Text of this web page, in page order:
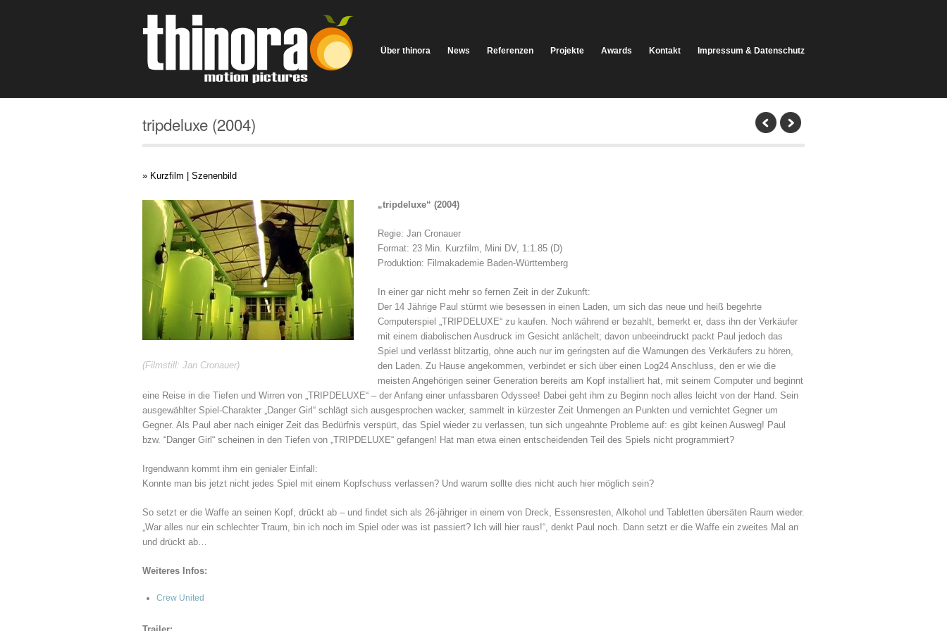
Über thinora News Referenzen Projekte Awards Kontakt Impressum & Datenschutz
tripdeluxe (2004)
» Kurzfilm | Szenenbild
(Filmstill: Jan Cronauer)
„tripdeluxe“ (2004)
Regie: Jan Cronauer
Format: 23 Min. Kurzfilm, Mini DV, 1:1.85 (D)
Produktion: Filmakademie Baden-Württemberg
In einer gar nicht mehr so fernen Zeit in der Zukunft:
Der 14 Jährige Paul stürmt wie besessen in einen Laden, um sich das neue und heiß begehrte
Computerspiel „TRIPDELUXE“ zu kaufen. Noch während er bezahlt, bemerkt er, dass ihn der Verkäufer
mit einem diabolischen Ausdruck im Gesicht anlächelt; davon unbeeindruckt packt Paul jedoch das
Spiel und verlässt blitzartig, ohne auch nur im geringsten auf die Warnungen des Verkäufers zu hören,
den Laden. Zu Hause angekommen, verbindet er sich über einen Log24 Anschluss, den er wie die
meisten Angehörigen seiner Generation bereits am Kopf installiert hat, mit seinem Computer und beginnt
eine Reise in die Tiefen und Wirren von „TRIPDELUXE“ – der Anfang einer unfassbaren Odyssee! Dabei geht ihm zu Beginn noch alles leicht von der Hand. Sein
ausgewählter Spiel-Charakter „Danger Girl“ schlägt sich ausgesprochen wacker, sammelt in kürzester Zeit Unmengen an Punkten und vernichtet Gegner um
Gegner. Als Paul aber nach einiger Zeit das Bedürfnis verspürt, das Spiel wieder zu verlassen, tun sich ungeahnte Probleme auf: es gibt keinen Ausweg! Paul
bzw. “Danger Girl“ scheinen in den Tiefen von „TRIPDELUXE“ gefangen! Hat man etwa einen entscheidenden Teil des Spiels nicht programmiert?
Irgendwann kommt ihm ein genialer Einfall:
Konnte man bis jetzt nicht jedes Spiel mit einem Kopfschuss verlassen? Und warum sollte dies nicht auch hier möglich sein?
So setzt er die Waffe an seinen Kopf, drückt ab – und findet sich als 26-jähriger in einem von Dreck, Essensresten, Alkohol und Tabletten übersäten Raum wieder.
„War alles nur ein schlechter Traum, bin ich noch im Spiel oder was ist passiert? Ich will hier raus!“, denkt Paul noch. Dann setzt er die Waffe ein zweites Mal an
und drückt ab…
Weiteres Infos:
Crew United